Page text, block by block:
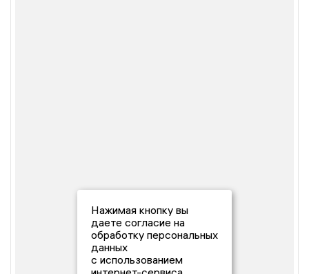
Нажимая кнопку вы
даете согласие на
обработку персональных
данных
с использованием